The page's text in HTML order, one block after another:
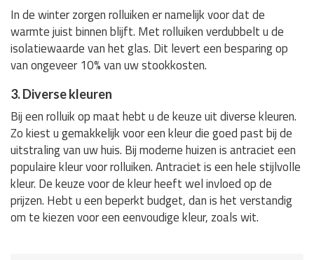
In de winter zorgen rolluiken er namelijk voor dat de
warmte juist binnen blijft. Met rolluiken verdubbelt u de
isolatiewaarde van het glas. Dit levert een besparing op
van ongeveer 10% van uw stookkosten.
3. Diverse kleuren
Bij een rolluik op maat hebt u de keuze uit diverse kleuren.
Zo kiest u gemakkelijk voor een kleur die goed past bij de
uitstraling van uw huis. Bij moderne huizen is antraciet een
populaire kleur voor rolluiken. Antraciet is een hele stijlvolle
kleur. De keuze voor de kleur heeft wel invloed op de
prijzen. Hebt u een beperkt budget, dan is het verstandig
om te kiezen voor een eenvoudige kleur, zoals wit.